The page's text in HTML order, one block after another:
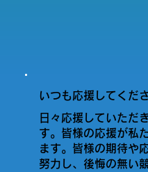
いつも応援してくだ
日々応援していただ
す。皆様の応援が私
ます。皆様の期待や
努力し、後悔の無い